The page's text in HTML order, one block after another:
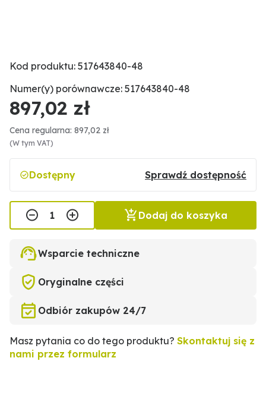
Kod produktu: 517643840-48
Numer(y) porównawcze: 517643840-48
897,02 zł
Cena regularna: 897,02 zł
(W tym VAT)
Dostępny Sprawdź dostępność
Dodaj do koszyka
Wsparcie techniczne
Oryginalne części
Odbiór zakupów 24/7
Masz pytania co do tego produktu? Skontaktuj się z
nami przez formularz